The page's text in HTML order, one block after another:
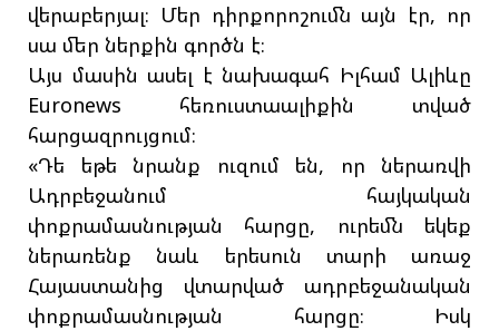
վերաբերյալ։ Մեր դիրքորոշումն այն էր, որ
սա մեր ներքին գործն է։
Այս մասին ասել է նախագահ Իլհամ Ալիևը
Euronews հեռուստաալիքին տված
հարցազրույցում։
«Դե եթե նրանք ուզում են, որ ներառվի
Ադրբեջանում հայկական
փոքրամասնության հարցը, ուրեմն եկեք
ներառենք նաև երեսուն տարի առաջ
Հայաստանից վտարված ադրբեջանական
փոքրամասնության հարցը։ Իսկ